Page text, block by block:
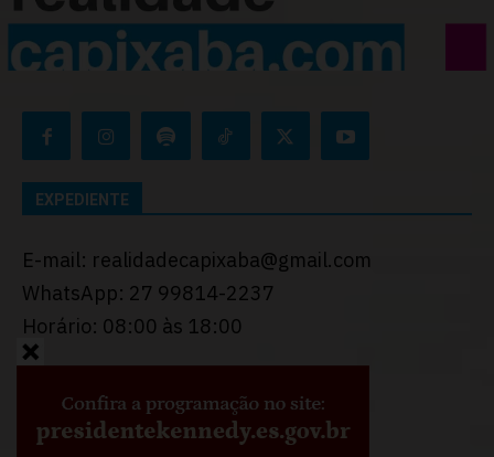
EXPEDIENTE
E-mail: realidadecapixaba@gmail.com
WhatsApp: 27 99814-2237
Horário: 08:00 às 18:00